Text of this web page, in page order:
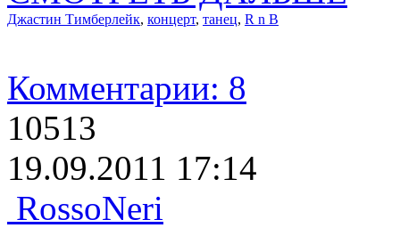
Джастин Тимберлейк, концерт, танец, R n B
Комментарии: 8
10513
19.09.2011 17:14
RossoNeri